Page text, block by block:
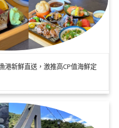
港新鮮直送，激推高CP值海鮮定